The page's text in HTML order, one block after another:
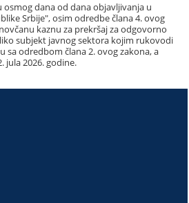
osmog dana od dana objavljivanja u
Srbije", osim odredbe člana 4. ovog
kaznu za prekršaj za odgovorno
subjekt javnog sektora kojim rukovodi
sa odredbom člana 2. ovog zakona, a
jula 2026. godine.